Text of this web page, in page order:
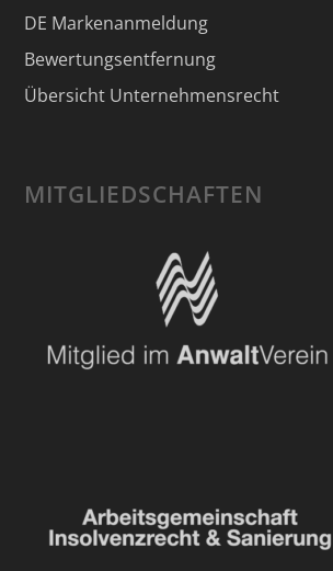
DE Markenanmeldung
Bewertungsentfernung
Übersicht Unternehmensrecht
MITGLIEDSCHAFTEN